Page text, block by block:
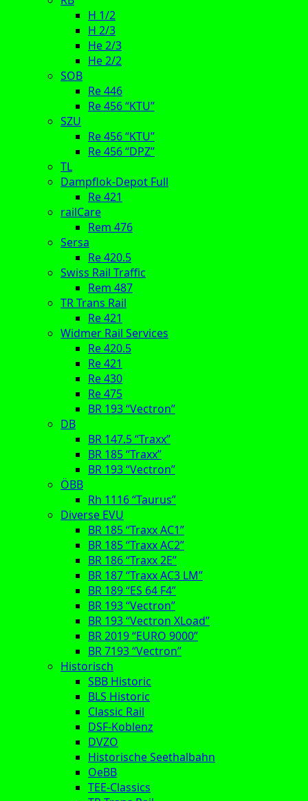
H 1/2
H 2/3
He 2/3
He 2/2
SOB
Re 446
Re 456 “KTU”
SZU
Re 456 “KTU”
Re 456 “DPZ”
TL
Dampflok-Depot Full
Re 421
railCare
Rem 476
Sersa
Re 420.5
Swiss Rail Traffic
Rem 487
TR Trans Rail
Re 421
Widmer Rail Services
Re 420.5
Re 421
Re 430
Re 475
BR 193 “Vectron”
DB
BR 147.5 “Traxx”
BR 185 “Traxx”
BR 193 “Vectron”
ÖBB
Rh 1116 “Taurus”
Diverse EVU
BR 185 “Traxx AC1”
BR 185 “Traxx AC2”
BR 186 “Traxx 2E”
BR 187 “Traxx AC3 LM”
BR 189 “ES 64 F4”
BR 193 “Vectron”
BR 193 “Vectron XLoad”
BR 2019 “EURO 9000”
BR 7193 “Vectron”
Historisch
SBB Historic
BLS Historic
Classic Rail
DSF-Koblenz
DVZO
Historische Seethalbahn
OeBB
TEE-Classics